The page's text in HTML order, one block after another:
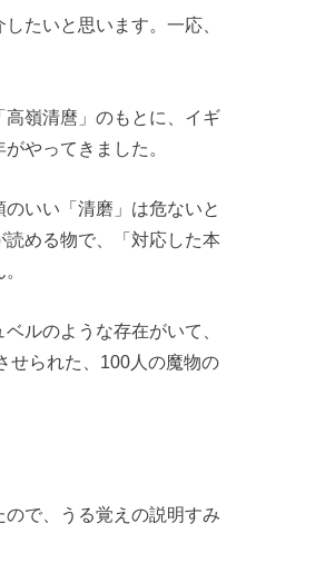
たいと思います。一応、
嶺清麿」のもとに、イギ
やってきました。
いい「清磨」は危ないと
める物で、「対応した本
ルのような存在がいて、
せられた、100人の魔物の
で、うる覚えの説明すみ